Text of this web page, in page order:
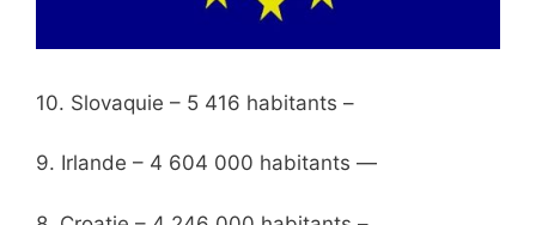
10. Slovaquie – 5 416 habitants –
9. Irlande – 4 604 000 habitants —